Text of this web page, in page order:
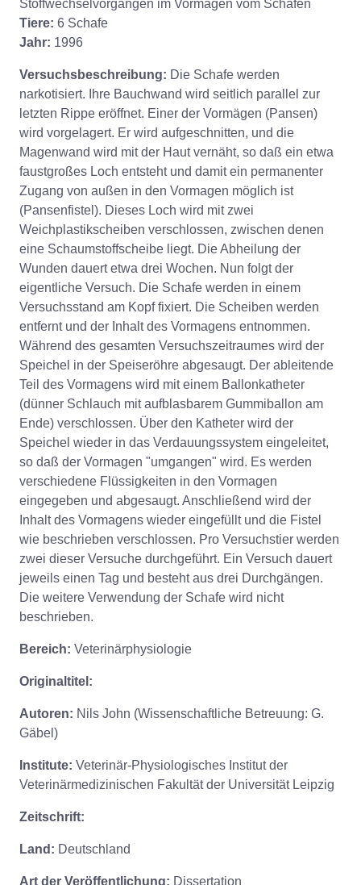
Stoffwechselvorgängen im Vormagen vom Schafen
Tiere: 6 Schafe
Jahr: 1996
Versuchsbeschreibung: Die Schafe werden
narkotisiert. Ihre Bauchwand wird seitlich parallel zur
letzten Rippe eröffnet. Einer der Vormägen (Pansen)
wird vorgelagert. Er wird aufgeschnitten, und die
Magenwand wird mit der Haut vernäht, so daß ein etwa
faustgroßes Loch entsteht und damit ein permanenter
Zugang von außen in den Vormagen möglich ist
(Pansenfistel). Dieses Loch wird mit zwei
Weichplastikscheiben verschlossen, zwischen denen
eine Schaumstoffscheibe liegt. Die Abheilung der
Wunden dauert etwa drei Wochen. Nun folgt der
eigentliche Versuch. Die Schafe werden in einem
Versuchsstand am Kopf fixiert. Die Scheiben werden
entfernt und der Inhalt des Vormagens entnommen.
Während des gesamten Versuchszeitraumes wird der
Speichel in der Speiseröhre abgesaugt. Der ableitende
Teil des Vormagens wird mit einem Ballonkatheter
(dünner Schlauch mit aufblasbarem Gummiballon am
Ende) verschlossen. Über den Katheter wird der
Speichel wieder in das Verdauungssystem eingeleitet,
so daß der Vormagen "umgangen" wird. Es werden
verschiedene Flüssigkeiten in den Vormagen
eingegeben und abgesaugt. Anschließend wird der
Inhalt des Vormagens wieder eingefüllt und die Fistel
wie beschrieben verschlossen. Pro Versuchstier werden
zwei dieser Versuche durchgeführt. Ein Versuch dauert
jeweils einen Tag und besteht aus drei Durchgängen.
Die weitere Verwendung der Schafe wird nicht
beschrieben.
Bereich: Veterinärphysiologie
Originaltitel:
Autoren: Nils John (Wissenschaftliche Betreuung: G.
Gäbel)
Institute: Veterinär-Physiologisches Institut der
Veterinärmedizinischen Fakultät der Universität Leipzig
Zeitschrift:
Land: Deutschland
Art der Veröffentlichung: Dissertation